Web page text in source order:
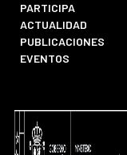
PARTICIPA
ACTUALIDAD
PUBLICACIONES
EVENTOS